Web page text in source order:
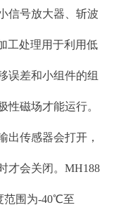
信号放大器、斩波
工处理用于利用低
误差和小组件的组
性磁场才能运行。
出传感器会打开，
才会关闭。MH188
范围为-40℃至